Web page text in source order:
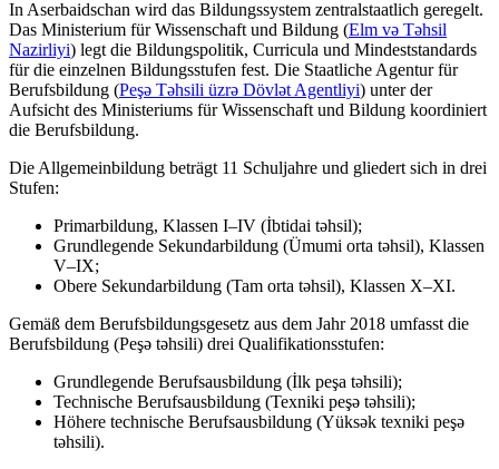
In Aserbaidschan wird das Bildungssystem zentralstaatlich geregelt.
Das Ministerium für Wissenschaft und Bildung (Elm və Təhsil
Nazirliyi) legt die Bildungspolitik, Curricula und Mindeststandards
für die einzelnen Bildungsstufen fest. Die Staatliche Agentur für
Berufsbildung (Peşə Təhsili üzrə Dövlət Agentliyi) unter der
Aufsicht des Ministeriums für Wissenschaft und Bildung koordiniert
die Berufsbildung.
Die Allgemeinbildung beträgt 11 Schuljahre und gliedert sich in drei
Stufen:
Primarbildung, Klassen I–IV (İbtidai təhsil);
Grundlegende Sekundarbildung (Ümumi orta təhsil), Klassen
V–IX;
Obere Sekundarbildung (Tam orta təhsil), Klassen X–XI.
Gemäß dem Berufsbildungsgesetz aus dem Jahr 2018 umfasst die
Berufsbildung (Peşə təhsili) drei Qualifikationsstufen:
Grundlegende Berufsausbildung (İlk peşa təhsili);
Technische Berufsausbildung (Texniki peşə təhsili);
Höhere technische Berufsausbildung (Yüksək texniki peşə
təhsili).